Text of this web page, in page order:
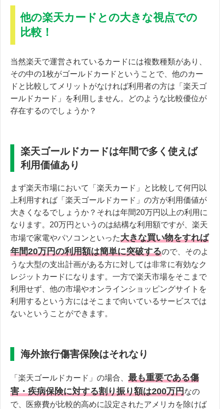
他の楽天カードとの大きな視点での
比較！
当然楽天で運営されているカードには複数種類があり、
その中の1枚がゴールドカードということで、他のカー
ドと比較してメリットがなければ利用者の方は「楽天ゴ
ールドカード」を利用しません。どのような比較優位が
存在するのでしょうか？
楽天ゴールドカードは年間で多く使えば
利用価値あり
まず楽天市場において「楽天カード」と比較して何円以
上利用すれば「楽天ゴールドカード」の方が利用価値が
大きくなるでしょうか？それは年間20万円以上の利用に
なります。20万円というのは結構な利用額ですが、楽天
市場で家電やパソコンといった大きな買い物をすれば
年間20万円の利用額は簡単に突破するので、そのよ
うな大型の支出計画がある方に対しては非常に有効なク
レジットカードになります。一方で楽天市場をそこまで
利用せず、他の市場やオンラインショッピングサイトを
利用するという方にはそこまで向いているサービスでは
ないということができます。
海外旅行傷害保険はそれなり
「楽天ゴールドカード」の場合、 最も重要である傷
害・疾病保険に対する割り振り額は200万円なの
で、医療費が比較的高めに設定されたアメリカを除けば